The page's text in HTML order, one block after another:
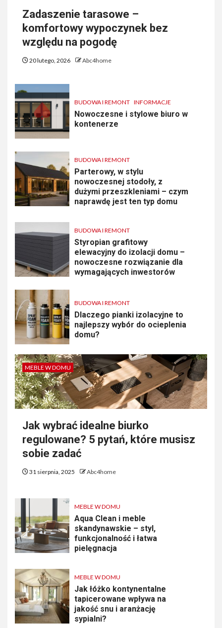
Zadaszenie tarasowe –
komfortowy wypoczynek bez
względu na pogodę
20 lutego, 2026 Abc4home
BUDOWA I REMONT INFORMACJE
Nowoczesne i stylowe biuro w
kontenerze
BUDOWA I REMONT
Parterowy, w stylu
nowoczesnej stodoły, z
dużymi przeszkleniami – czym
naprawdę jest ten typ domu
BUDOWA I REMONT
Styropian grafitowy
elewacyjny do izolacji domu –
nowoczesne rozwiązanie dla
wymagających inwestorów
BUDOWA I REMONT
Dlaczego pianki izolacyjne to
najlepszy wybór do ocieplenia
domu?
MEBLE W DOMU
Jak wybrać idealne biurko
regulowane? 5 pytań, które musisz
sobie zadać
31 sierpnia, 2025 Abc4home
MEBLE W DOMU
Aqua Clean i meble
skandynawskie – styl,
funkcjonalność i łatwa
pielęgnacja
MEBLE W DOMU
Jak łóżko kontynentalne
tapicerowane wpływa na
jakość snu i aranżację
sypialni?